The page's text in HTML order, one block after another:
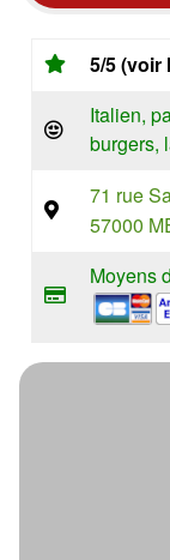
5/5 (voir
Italien,
burgers,
71 rue
57000
Moyens